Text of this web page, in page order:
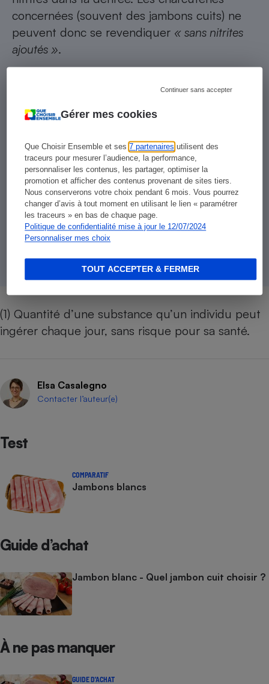
Gérer mes cookies
Que Choisir Ensemble et ses7 partenaires utilisent des
traceurs pour mesurer l’audience, la performance,
personnaliser les contenus, les partager, optimiser la
promotion et afficher des contenus provenant de sites tiers.
Nous conserverons votre choix pendant 6 mois. Vous pourrez
changer d’avis à tout moment en utilisant le lien « paramétrer
les traceurs » en bas de chaque page.
Politique de confidentialité mise à jour le 12/07/2024
Personnaliser mes choix
Continuer sans accepter
TOUT ACCEPTER & FERMER
concernées (souvent des jambons cuits) ne
peuvent donc se revendiquer « sans nitrites
ajoutés ».
Par ailleurs, ces préparations, ainsi que divers
riches en polyphénols, etc.) sont utilisés par
et devraient donc être considérées comme
tels. Ce qui impliquerait le respect de la
réglementation européenne qui les encadre.
Or, présentés comme de simples ingrédients
« naturels », ils sont en réalité« présumés être
des additifs non autorisés »
(1) Quantité d’une substance qu’un individu peut
ingérer chaque jour, sans risque pour sa santé.
Elsa Casalegno
Contacter l’auteur(e)
Test
COMPARATIF
Jambons blancs
Guide d’achat
Jambon blanc - Quel jambon cuit choisir ?
À ne pas manquer
GUIDE D'ACHAT